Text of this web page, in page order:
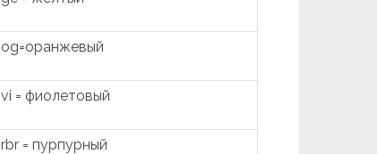
og=оранжевый
vi = фиолетовый
rbr = пурпурный